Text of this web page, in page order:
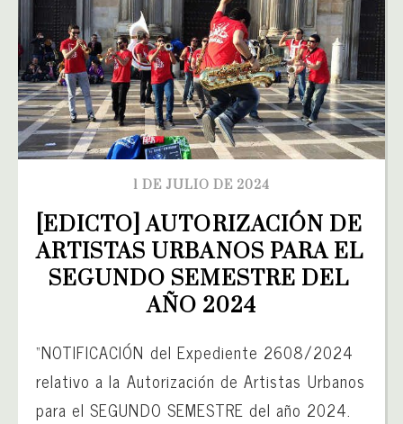
1 DE JULIO DE 2024
[EDICTO] AUTORIZACIÓN DE
ARTISTAS URBANOS PARA EL
SEGUNDO SEMESTRE DEL
AÑO 2024
“NOTIFICACIÓN del Expediente 2608/2024
relativo a la Autorización de Artistas Urbanos
para el SEGUNDO SEMESTRE del año 2024.